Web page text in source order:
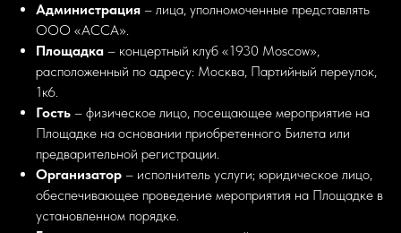
Администрация – лица, уполномоченные представлять
ООО «АССА».
Площадка – концертный клуб «1930 Moscow»,
расположенный по адресу: Москва, Партийный переулок,
1к6.
Гость – физическое лицо, посещающее мероприятие на
Площадке на основании приобретенного Билета или
предварительной регистрации.
Организатор – исполнитель услуги; юридическое лицо,
обеспечивающее проведение мероприятия на Площадке в
установленном порядке.